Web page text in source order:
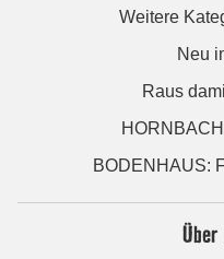
Weitere
Neu
Raus
BODENHAUS:
Über